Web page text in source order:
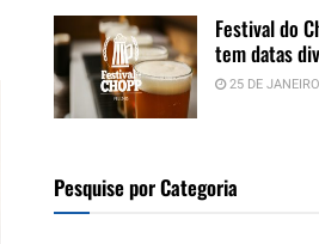
Festival do
tem datas
25 DE
Pesquise por Categoria